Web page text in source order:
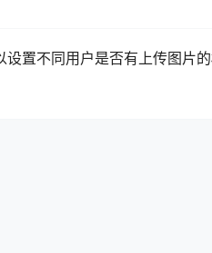
设置不同用户是否有上传图片